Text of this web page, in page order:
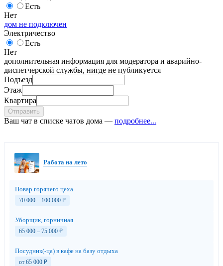
Есть
Нет
дом не подключен
Электричество
Есть
Нет
дополнительная информация для модератора и аварийно-
диспетчерской службы, нигде не публикуется
Подъезд
Этаж
Квартира
Отправить
Ваш чат в списке чатов дома — подробнее...
Работа на лето
Повар горячего цеха
70 000 – 100 000 ₽
Уборщик, горничная
65 000 – 75 000 ₽
Посудник(-ца) в кафе на базу отдыха
от 65 000 ₽